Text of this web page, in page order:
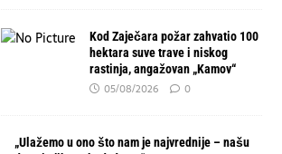
Kod Zaječara požar zahvatio 100
hektara suve trave i niskog
rastinja, angažovan „Kamov“
05/08/2026 0
„Ulažemo u ono što nam je najvrednije – našu